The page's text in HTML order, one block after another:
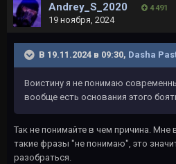
Andrey_S_2020 4 491
19 ноября, 2024
В 19.11.2024 в 09:30, Dasha
Воистину я не понимаю
вообще есть основания этого
Так не понимайте в чем причина. Мне
такие фразы "не понимаю", это
разобраться.